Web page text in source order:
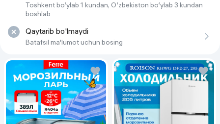
Toshkent bo‘ylab 1 kundan, O‘zbekiston bo‘ylab 3 kundan
boshlab
Qaytarib bo'lmaydi
Batafsil ma'lumot uchun bosing